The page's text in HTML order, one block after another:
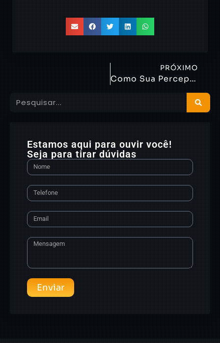
PRÓXIMO
Como Sua Percepção Molda Sua Vida
Estamos aqui para ouvir você!
Seja para tirar dúvidas
Enviar